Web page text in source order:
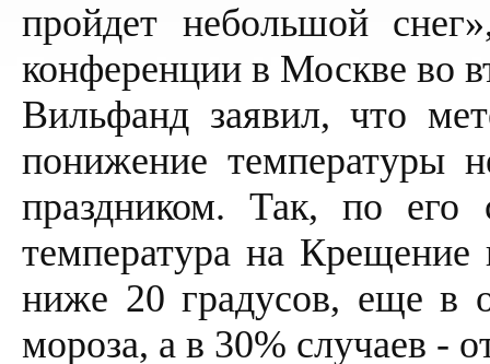
пройдет небольшой
конференции в Москве во
Вильфанд заявил, что
понижение температуры
праздником. Так, по его
температура на Крещение
ниже 20 градусов, еще в
мороза, а в 30% случаев -